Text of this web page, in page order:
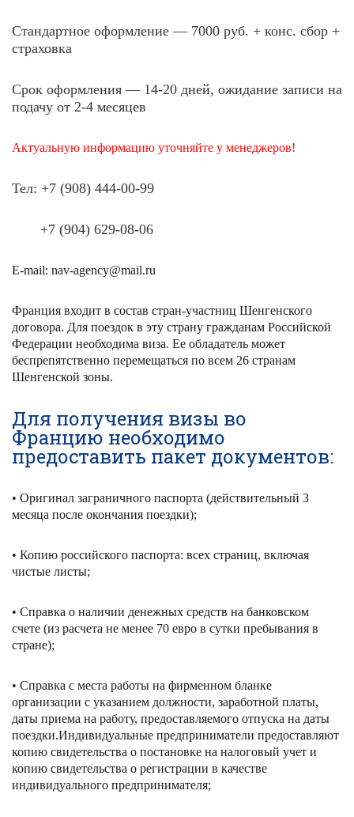
Стандартное оформление — 7000 руб. + конс. сбор +
страховка
Срок оформления — 14-20 дней, ожидание записи на
подачу от 2-4 месяцев
Актуальную информацию уточняйте у менеджеров!
Тел: +7 (908) 444-00-99
+7 (904) 629-08-06
E-mail: nav-agency@mail.ru
Франция входит в состав стран-участниц Шенгенского
договора. Для поездок в эту страну гражданам Российской
Федерации необходима виза. Ее обладатель может
беспрепятственно перемещаться по всем 26 странам
Шенгенской зоны.
Для получения визы во
Францию необходимо
предоставить пакет документов:
• Оригинал заграничного паспорта (действительный 3
месяца после окончания поездки);
• Копию российского паспорта: всех страниц, включая
чистые листы;
• Справка о наличии денежных средств на банковском
счете (из расчета не менее 70 евро в сутки пребывания в
стране);
• Справка с места работы на фирменном бланке
организации с указанием должности, заработной платы,
даты приема на работу, предоставляемого отпуска на даты
поездки.Индивидуальные предприниматели предоставляют
копию свидетельства о постановке на налоговый учет и
копию свидетельства о регистрации в качестве
индивидуального предпринимателя;